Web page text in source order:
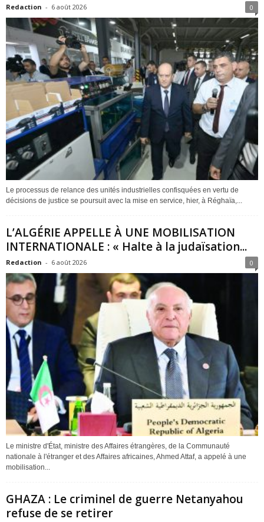
Redaction - 6 août 2026 0
Le processus de relance des unités industrielles confisquées en vertu de
décisions de justice se poursuit avec la mise en service, hier, à Réghaïa,...
L’ALGÉRIE APPELLE À UNE MOBILISATION
INTERNATIONALE : « Halte à la judaïsation...
Redaction - 6 août 2026 0
Le ministre d'État, ministre des Affaires étrangères, de la Communauté
nationale à l'étranger et des Affaires africaines, Ahmed Attaf, a appelé à une
mobilisation...
GHAZA : Le criminel de guerre Netanyahou
refuse de se retirer